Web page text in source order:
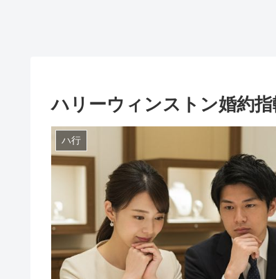
ハリーウィンストン婚約
ハ行